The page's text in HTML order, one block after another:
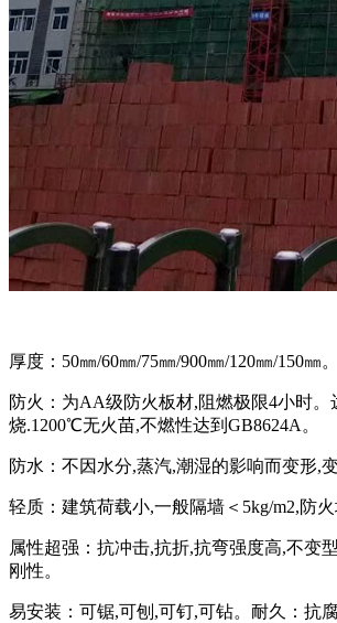
厚度：50㎜/60㎜/75㎜/900㎜/120㎜/150㎜。
防火：为AA级防火板材,阻燃极限4小时
烧.1200℃无火苗,不燃性达到GB8624A。
防水：不因水分,蒸汽,潮湿的影响而变形,
轻质：建筑荷载小,一般隔墙＜5kg/m2,防火
属性超强：抗冲击,抗折,抗弯强度高,不变
刚性。
易安装：可锯,可刨,可钉,可钻。耐久：抗